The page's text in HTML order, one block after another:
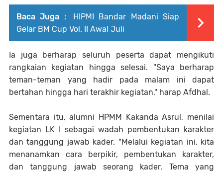
Baca Juga :
HIPMI Bandar Madani Siap
Gelar BM Cup Vol. II Awal Juli
Ia juga berharap seluruh peserta dapat mengikuti
rangkaian kegiatan hingga selesai. "Saya berharap
teman-teman yang hadir pada malam ini dapat
bertahan hingga hari terakhir kegiatan," harap Afdhal.
Sementara itu, alumni HPMM Kakanda Asrul, menilai
kegiatan LK I sebagai wadah pembentukan karakter
dan tanggung jawab kader. "Melalui kegiatan ini, kita
menanamkan cara berpikir, pembentukan karakter,
dan tanggung jawab seorang kader. Tema yang